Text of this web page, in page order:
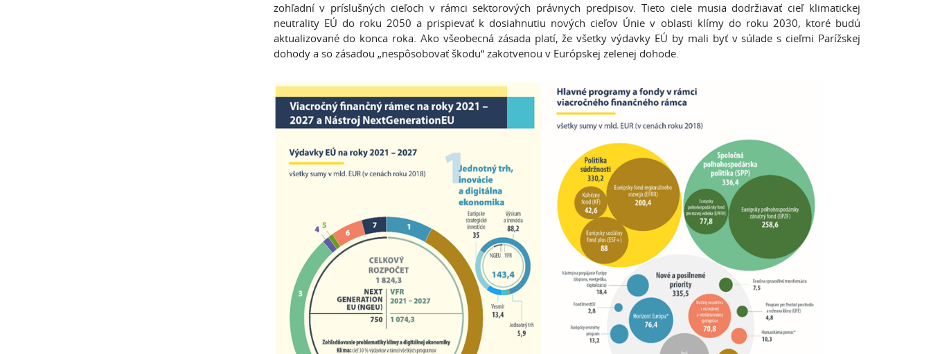
zohľadní v príslušných cieľoch v rámci sektorových právnych predpisov. Tieto ciele musia dodržiavať cieľ klimatickej
neutrality EÚ do roku 2050 a prispievať k dosiahnutiu nových cieľov Únie v oblasti klímy do roku 2030, ktoré budú
aktualizované do konca roka. Ako všeobecná zásada platí, že všetky výdavky EÚ by mali byť v súlade s cieľmi Parížskej
dohody a so zásadou „nespôsobovať škodu“ zakotvenou v Európskej zelenej dohode.